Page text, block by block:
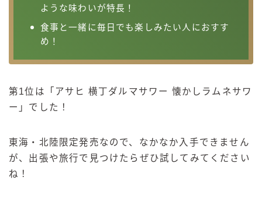
ような味わいが特長！
食事と一緒に毎日でも楽しみたい人におすす
め！
第1位は「アサヒ 横丁ダルマサワー 懐かしラムネサワ
ー」でした！
東海・北陸限定発売なので、なかなか入手できません
が、出張や旅行で見つけたらぜひ試してみてください
ね！